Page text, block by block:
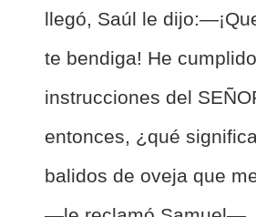
llegó, Saúl le
te bendiga! He
instrucciones del
entonces, ¿qué
balidos de oveja que